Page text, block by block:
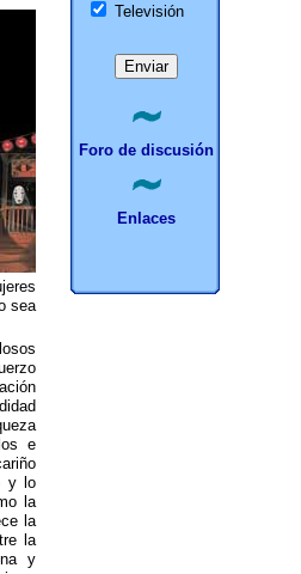
sea
e
y lo
la
la
la
y
Televisión
Foro de discusión
Enlaces